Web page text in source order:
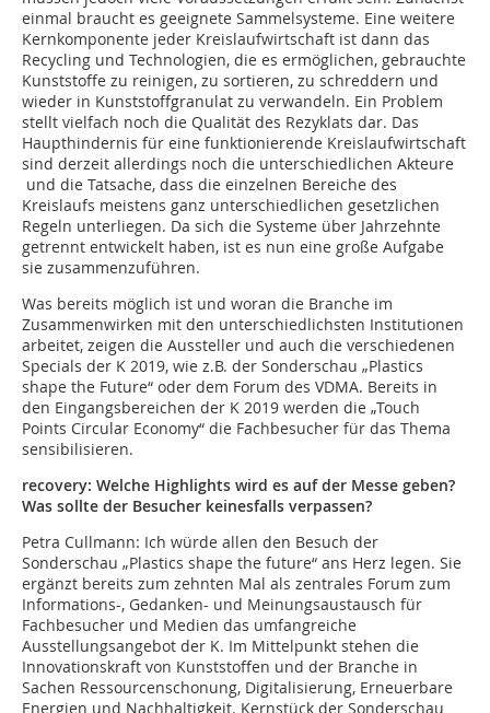
einmal braucht es geeignete Sammelsysteme. Eine weitere
Kernkomponente jeder Kreislaufwirtschaft ist dann das
Recycling und Technologien, die es ermöglichen, gebrauchte
Kunststoffe zu reinigen, zu sortieren, zu schreddern und
wieder in Kunststoffgranulat zu verwandeln. Ein Problem
stellt vielfach noch die Qualität des Rezyklats dar. Das
Haupthindernis für eine funktionierende Kreislaufwirtschaft
sind derzeit allerdings noch die unterschiedlichen Akteure
und die Tatsache, dass die einzelnen Bereiche des
Kreislaufs meistens ganz unterschiedlichen gesetzlichen
Regeln unterliegen. Da sich die Systeme über Jahrzehnte
getrennt entwickelt haben, ist es nun eine große Aufgabe
sie zusammenzuführen.
Was bereits möglich ist und woran die Branche im
Zusammenwirken mit den unterschiedlichsten Institutionen
arbeitet, zeigen die Aussteller und auch die verschiedenen
Specials der K 2019, wie z.B. der Sonderschau „Plastics
shape the Future“ oder dem Forum des VDMA. Bereits in
den Eingangsbereichen der K 2019 werden die „Touch
Points Circular Economy“ die Fachbesucher für das Thema
sensibilisieren.
recovery: Welche Highlights wird es auf der Messe geben?
Was sollte der Besucher keinesfalls verpassen?
Petra Cullmann: Ich würde allen den Besuch der
Sonderschau „Plastics shape the future“ ans Herz legen. Sie
ergänzt bereits zum zehnten Mal als zentrales Forum zum
Informations-, Gedanken- und Meinungsaustausch für
Fachbesucher und Medien das umfangreiche
Ausstellungsangebot der K. Im Mittelpunkt stehen die
Innovationskraft von Kunststoffen und der Branche in
Sachen Ressourcenschonung, Digitalisierung, Erneuerbare
Energien und Nachhaltigkeit. Kernstück der Sonderschau